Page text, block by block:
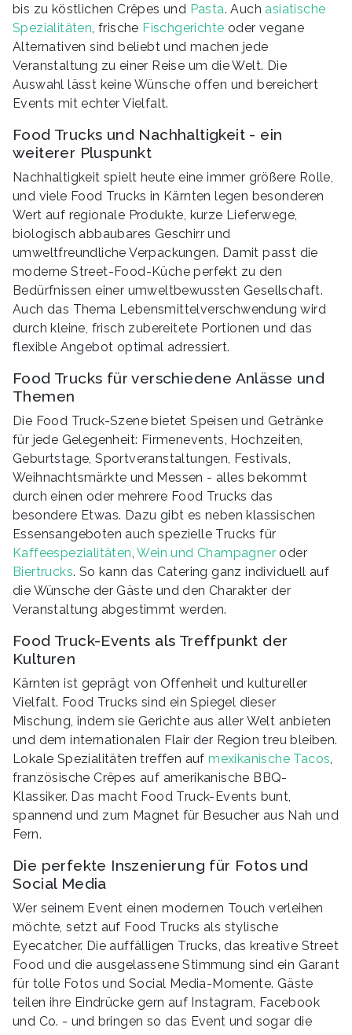
bis zu köstlichen Crêpes und Pasta. Auch asiatische
Spezialitäten , frische Fischgerichte oder vegane
Alternativen sind beliebt und machen jede
Veranstaltung zu einer Reise um die Welt. Die
Auswahl lässt keine Wünsche offen und bereichert
Events mit echter Vielfalt.
Food Trucks und Nachhaltigkeit - ein
weiterer Pluspunkt
Nachhaltigkeit spielt heute eine immer größere Rolle,
und viele Food Trucks in Kärnten legen besonderen
Wert auf regionale Produkte, kurze Lieferwege,
biologisch abbaubares Geschirr und
umweltfreundliche Verpackungen. Damit passt die
moderne Street-Food-Küche perfekt zu den
Bedürfnissen einer umweltbewussten Gesellschaft.
Auch das Thema Lebensmittelverschwendung wird
durch kleine, frisch zubereitete Portionen und das
flexible Angebot optimal adressiert.
Food Trucks für verschiedene Anlässe und
Themen
Die Food Truck-Szene bietet Speisen und Getränke
für jede Gelegenheit: Firmenevents, Hochzeiten,
Geburtstage, Sportveranstaltungen, Festivals,
Weihnachtsmärkte und Messen - alles bekommt
durch einen oder mehrere Food Trucks das
besondere Etwas. Dazu gibt es neben klassischen
Essensangeboten auch spezielle Trucks für
Kaffeespezialitäten ,Wein und Champagner oder
Biertrucks. So kann das Catering ganz individuell auf
die Wünsche der Gäste und den Charakter der
Veranstaltung abgestimmt werden.
Food Truck-Events als Treffpunkt der
Kulturen
Kärnten ist geprägt von Offenheit und kultureller
Vielfalt. Food Trucks sind ein Spiegel dieser
Mischung, indem sie Gerichte aus aller Welt anbieten
und dem internationalen Flair der Region treu bleiben.
Lokale Spezialitäten treffen aufmexikanische Tacos
französische Crêpes auf amerikanische BBQ-
Klassiker. Das macht Food Truck-Events bunt,
spannend und zum Magnet für Besucher aus Nah und
Fern.
Die perfekte Inszenierung für Fotos und
Social Media
Wer seinem Event einen modernen Touch verleihen
möchte, setzt auf Food Trucks als stylische
Eyecatcher. Die auffälligen Trucks, das kreative Street
Food und die ausgelassene Stimmung sind ein Garant
für tolle Fotos und Social Media-Momente. Gäste
teilen ihre Eindrücke gern auf Instagram, Facebook
und Co. - und bringen so das Event und sogar die